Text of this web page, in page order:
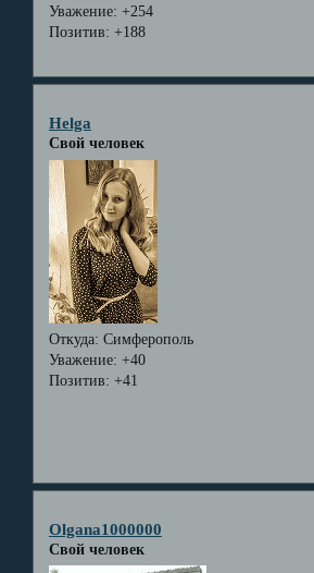
Уважение: +254
Позитив: +188
Helga
Свой человек
Откуда: Симферополь
Уважение: +40
Позитив: +41
Olgana1000000
Свой человек